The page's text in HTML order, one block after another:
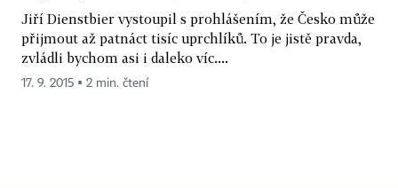
Jiří Dienstbier vystoupil s prohlášením, že Česko může
přijmout až patnáct tisíc uprchlíků. To je jistě pravda,
zvládli bychom asi i daleko víc....
17. 9. 2015 ▪ 2 min. čtení